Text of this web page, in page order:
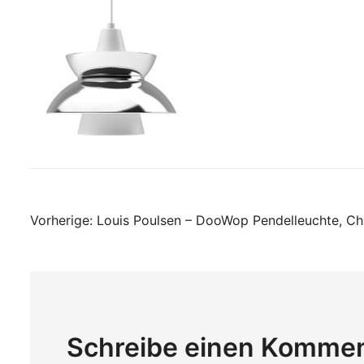
Vorherige: Louis Poulsen – DooWop Pendelleuchte,
Schreibe einen